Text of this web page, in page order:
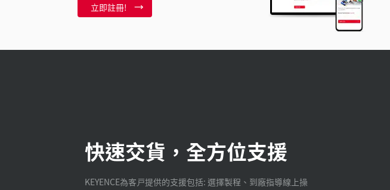
立即註冊!
快速交貨，全方位支援
KEYENCE為客戸提供的支援包括: 選擇製程、到廠指導線上操